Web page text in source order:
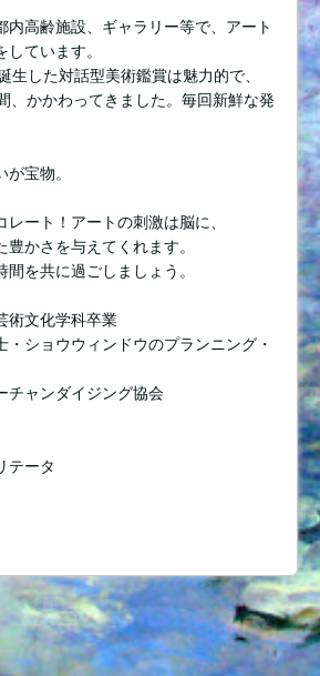
内高齢施設、ギャラリー等で、アート
ています。
生した対話型美術鑑賞は魅力的で、
、かかわってきました。毎回新鮮な発
宝物。
レート！アートの刺激は脳に、
かさを与えてくれます。
を共に過ごしましょう。
文化学科卒業
・ショウウィンドウのプランニング・
チャンダイジング協会
テータ